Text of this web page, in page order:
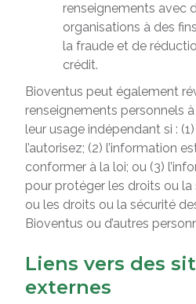
renseignements avec
organisations à des
la fraude et de
crédit.
Bioventus peut également
renseignements personnels
leur usage indépendant si :
l’autorisez; (2) l’information
conformer à la loi; ou (3)
pour protéger les droits ou
ou les droits ou la sécurité
Bioventus ou d’autres
Liens vers des
externes